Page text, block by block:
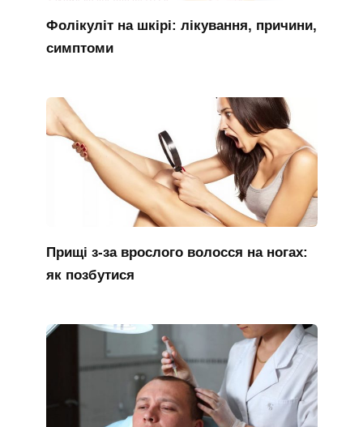
Фолікуліт на шкірі: лікування, причини,
симптоми
Прищі з-за врослого волосся на ногах:
як позбутися